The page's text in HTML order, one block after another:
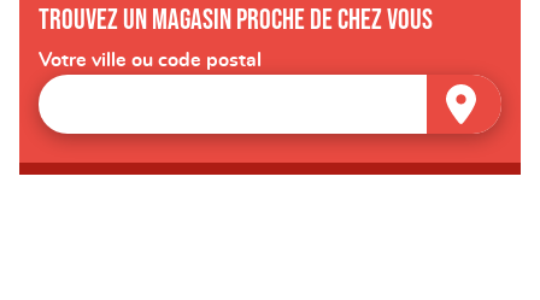
Trouvez un magasin proche de chez vous
Votre ville ou code postal